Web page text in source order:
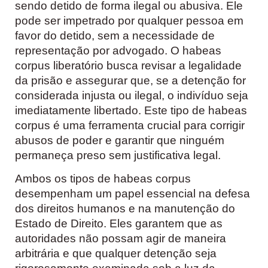
sendo detido de forma ilegal ou abusiva. Ele
pode ser impetrado por qualquer pessoa em
favor do detido, sem a necessidade de
representação por advogado. O habeas
corpus liberatório busca revisar a legalidade
da prisão e assegurar que, se a detenção for
considerada injusta ou ilegal, o indivíduo seja
imediatamente libertado. Este tipo de habeas
corpus é uma ferramenta crucial para corrigir
abusos de poder e garantir que ninguém
permaneça preso sem justificativa legal.
Ambos os tipos de habeas corpus
desempenham um papel essencial na defesa
dos direitos humanos e na manutenção do
Estado de Direito. Eles garantem que as
autoridades não possam agir de maneira
arbitrária e que qualquer detenção seja